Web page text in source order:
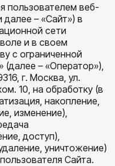
пользователем веб-
далее – «Сайт») в
сети
и в своем
с ограниченной
– «Оператор»),
г. Москва, ул.
10, на обработку (в
накопление,
изменение),
доступ),
уничтожение)
Сайта.